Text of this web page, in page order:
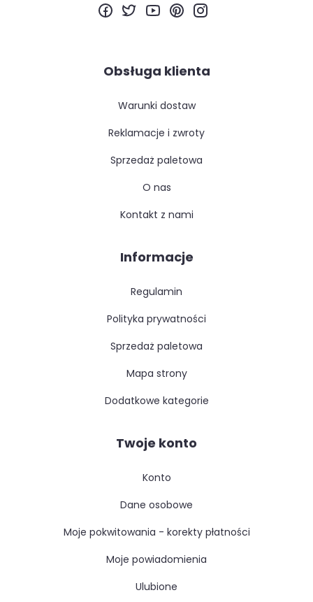
Obsługa klienta
warunki dostaw
reklamacje i zwroty
sprzedaż paletowa
o nas
kontakt z nami
Informacje
regulamin
polityka prywatności
sprzedaż paletowa
mapa strony
dodatkowe kategorie
Twoje konto
konto
dane osobowe
moje pokwitowania - korekty płatności
moje powiadomienia
ulubione